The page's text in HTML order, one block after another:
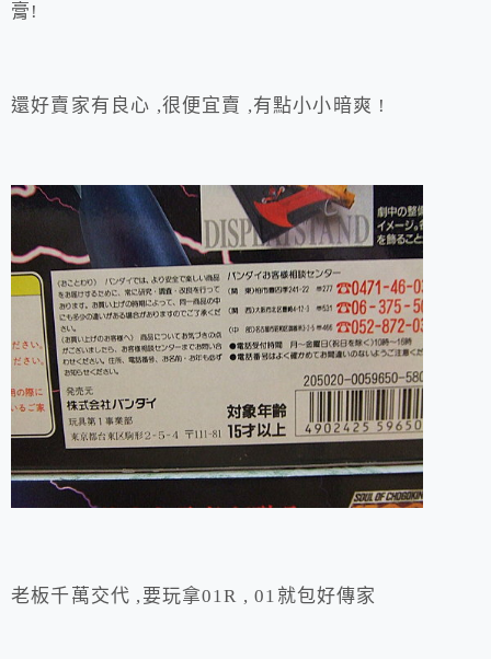
膏!
還好賣家有良心 ,很便宜賣 ,有點小小暗爽 !
老板千萬交代 ,要玩拿01R , 01就包好傳家